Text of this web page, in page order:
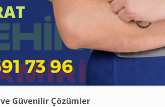
ve Güvenilir Çözümler